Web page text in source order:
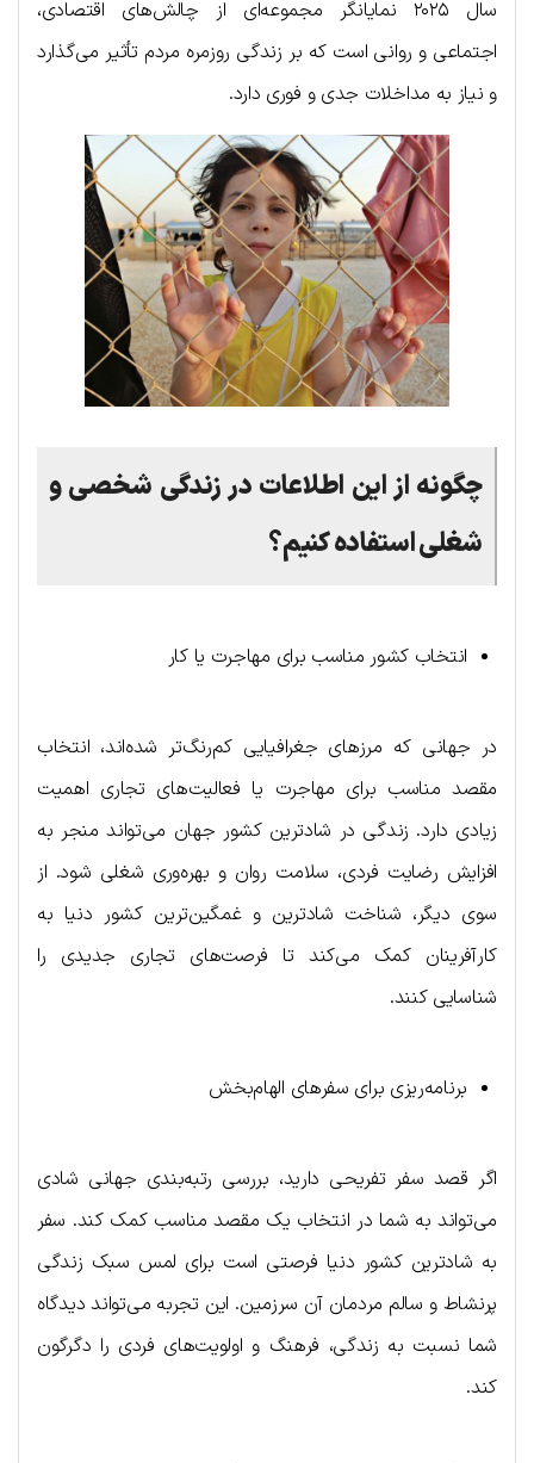
سال ۲۰۲۵ نمایانگر مجموعه‌ای از چالش‌های اقتصادی،
اجتماعی و روانی است که بر زندگی روزمره مردم تأثیر می‌گذارد
و نیاز به مداخلات جدی و فوری دارد.
چگونه از این اطلاعات در زندگی شخصی و
شغلی استفاده کنیم؟
انتخاب کشور مناسب برای مهاجرت یا کار
در جهانی که مرزهای جغرافیایی کم‌رنگ‌تر شده‌اند، انتخاب
مقصد مناسب برای مهاجرت یا فعالیت‌های تجاری اهمیت
زیادی دارد. زندگی در شادترین کشور جهان می‌تواند منجر به
افزایش رضایت فردی، سلامت روان و بهره‌وری شغلی شود. از
سوی دیگر، شناخت شادترین و غمگین‌ترین کشور دنیا به
کارآفرینان کمک می‌کند تا فرصت‌های تجاری جدیدی را
شناسایی کنند.
برنامه‌ریزی برای سفرهای الهام‌بخش
اگر قصد سفر تفریحی دارید، بررسی رتبه‌بندی جهانی شادی
می‌تواند به شما در انتخاب یک مقصد مناسب کمک کند. سفر
به شادترین کشور دنیا فرصتی است برای لمس سبک زندگی
پرنشاط و سالم مردمان آن سرزمین. این تجربه می‌تواند دیدگاه
شما نسبت به زندگی، فرهنگ و اولویت‌های فردی را دگرگون
کند.